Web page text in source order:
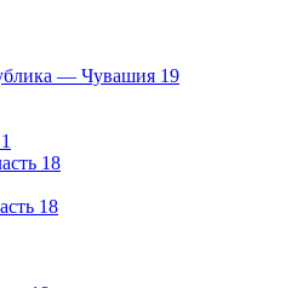
— Чувашия 19
1
18
18